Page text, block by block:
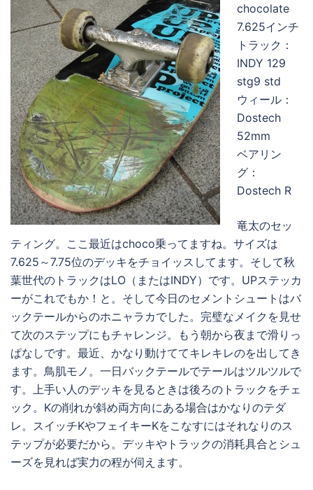
chocolate
7.625インチ
トラック：
INDY 129
stg9 std
ウィール：
Dostech
52mm
ベアリン
グ：
Dostech R
竜太のセッ
ティング。ここ最近はchoco乗ってますね。サイズは
7.625～7.75位のデッキをチョイッスしてます。そして秋
葉世代のトラックはLO（またはINDY）です。UPステッカ
ーがこれでもか！と。そして今日のセメントシュートはバ
ックテールからのホニャラカでした。完璧なメイクを見せ
て次のステップにもチャレンジ。もう朝から夜まで滑りっ
ぱなしです。最近、かなり動けててキレキレのを出してき
ます。鳥肌モノ。一日バックテールでテールはツルツルで
す。上手い人のデッキを見るときは後ろのトラックをチェ
ック。Kの削れが斜め両方向にある場合はかなりのテダ
レ。スイッチKやフェイキーKをこなすにはそれなりのス
テップが必要だから。デッキやトラックの消耗具合とシュ
ーズを見れば実力の程が伺えます。